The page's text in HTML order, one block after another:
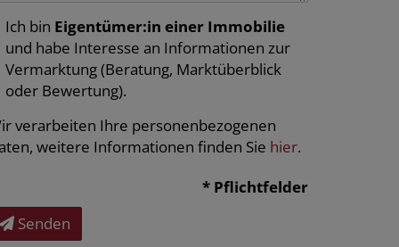
Ich bin Eigentümer:in einer Immobilie
und habe Interesse an Informationen zur
Vermarktung (Beratung, Marktüberblick
oder Bewertung).
verarbeiten Ihre personenbezogenen
weitere Informationen finden Sie hier.
Senden
* Pflichtfelder